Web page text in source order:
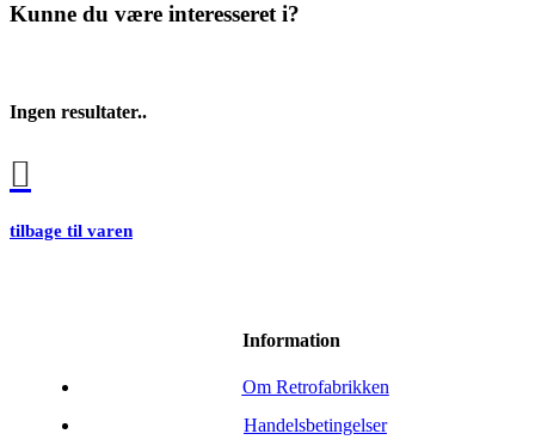
Kunne du være interesseret i?
Ingen resultater..
tilbage til varen
Information
Om Retrofabrikken
Handelsbetingelser